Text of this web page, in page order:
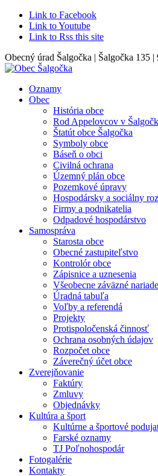
Link to Facebook
Link to Youtube
Link to Rss this site
Obecný úrad Šalgočka | Šalgočka 135
Oznamy
Obec
História obce
Rod Appelovcov v
Štatút obce Šalgočka
Symboly obce
Báseň o obci
Civilná ochrana
Územný plán obce
Pozemkové úpravy
Hospodársky a sociálny
Firmy a podnikatelia
Odpadové hospodárstvo
Samospráva
Starosta obce
Obecné zastupiteľstvo
Kontrolór obce
Zápisnice a uznesenia
Všeobecne záväzné
Úradná tabuľa
Voľby a referendá
Projekty
Protispoločenská činnosť
Ochrana osobných údajov
Rozpočet obce
Záverečný účet obce
Zverejňovanie
Faktúry
Zmluvy
Objednávky
Kultúra a šport
Kultúrne a športové
Farské oznamy
TJ Poľnohospodár
Fotogalérie
Kontakty